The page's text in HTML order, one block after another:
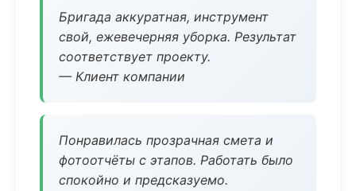
Бригада аккуратная, инструмент
свой, ежевечерняя уборка. Результат
соответствует проекту.
— Клиент компании
Понравилась прозрачная смета и
фотоотчёты с этапов. Работать было
спокойно и предсказуемо.